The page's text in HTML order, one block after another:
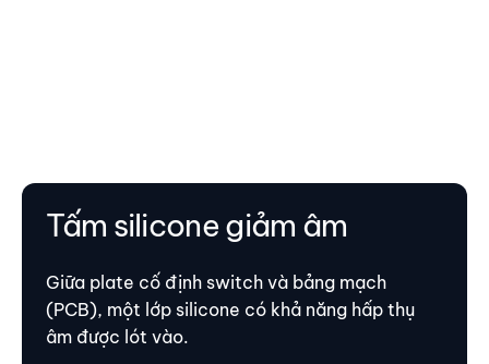
Tấm silicone giảm âm
Giữa plate cố định switch và bảng mạch
(PCB), một lớp silicone có khả năng hấp thụ
âm được lót vào.